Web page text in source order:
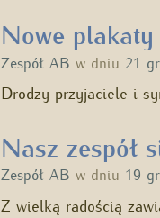
Nowe
Zespół AB w dniu 21
Drodzy przyjaciele i
Nasz zespół
Zespół AB w dniu 19
Z wielką radością